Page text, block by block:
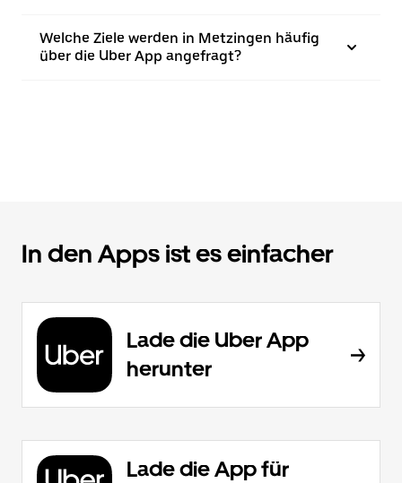
Welche Ziele werden in Metzingen häufig
über die Uber App angefragt?
In den Apps ist es einfacher
Lade die Uber App
herunter
Lade die App für